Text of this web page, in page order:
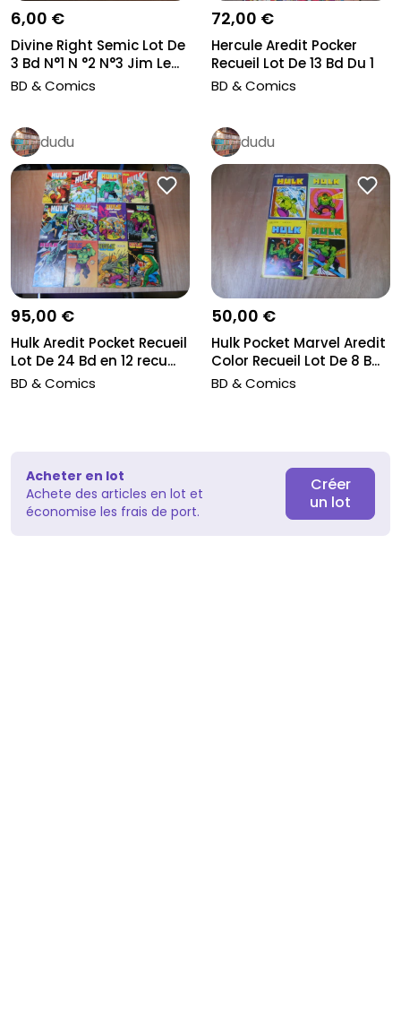
6,00 €
Divine Right Semic Lot De
3 Bd N°1 N °2 N°3 Jim Le...
BD & Comics
72,00 €
Hercule Aredit Pocker
Recueil Lot De 13 Bd Du 1
Au...
BD & Comics
dudu
95,00 €
Hulk Aredit Pocket Recueil
Lot De 24 Bd en 12 recu...
BD & Comics
dudu
50,00 €
Hulk Pocket Marvel Aredit
Color Recueil Lot De 8 B...
BD & Comics
Acheter en lot
Achete des articles en lot et
économise les frais de port.
Créer
un lot